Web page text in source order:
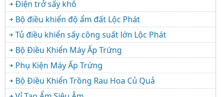
Điện trở sấy khô
Bộ điều khiển độ ẩm đất Lộc Phát
Tủ điều khiển sấy công suất lớn Lộc Phát
Bộ Điều Khiển Máy Ấp Trứng
Phụ Kiện Máy Ấp Trứng
Bộ Điều Khiển Trồng Rau Hoa Củ Quả